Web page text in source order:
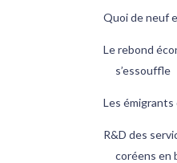
Quoi de neuf
Le rebond
s’essouffle
Les
R&D des
coréens en